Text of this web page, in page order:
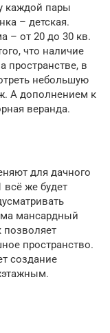
каждой пары
– детская.
– от 20 до 30 кв.
что наличие
пространстве, в
небольшую
А дополнением к
веранда.
для дачного
всё же будет
мансардный
позволяет
пространство.
создание